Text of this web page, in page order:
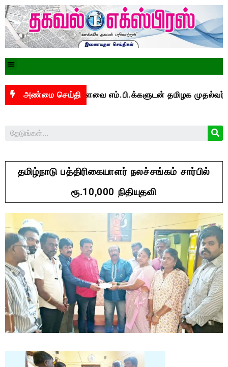
அண்மை செய்தி
மக்களவை எம்.பி.க்களுடன் தமிழக முதல்வர் விஜய்
தமிழ்நாடு பத்திரிகையாளர் நலச்சங்கம் சார்பில்
ரூ.10,000 நிதியுதவி